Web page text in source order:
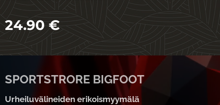
24.90€
SPORTSTRORE BIGFOOT
Urheiluvälineiden erikoismyymälä